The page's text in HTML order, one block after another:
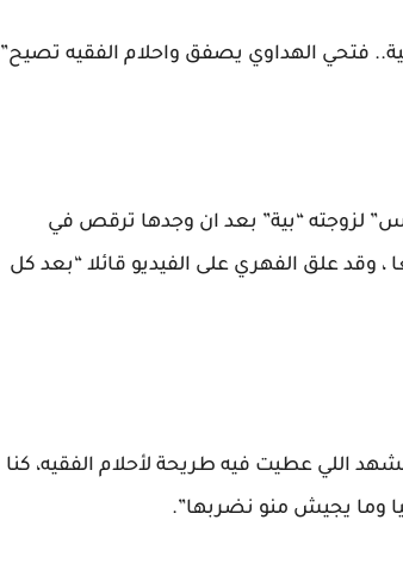
فتحي الهداوي يصفق واحلام الفقيه تصيح”
“بية” بعد ان وجدها ترقص في
وقد علق الفهري على الفيديو قائلا “بعد كل
اللي عطيت فيه طريحة لأحلام الفقيه، كنا
وما يجيش منو نضربها”.